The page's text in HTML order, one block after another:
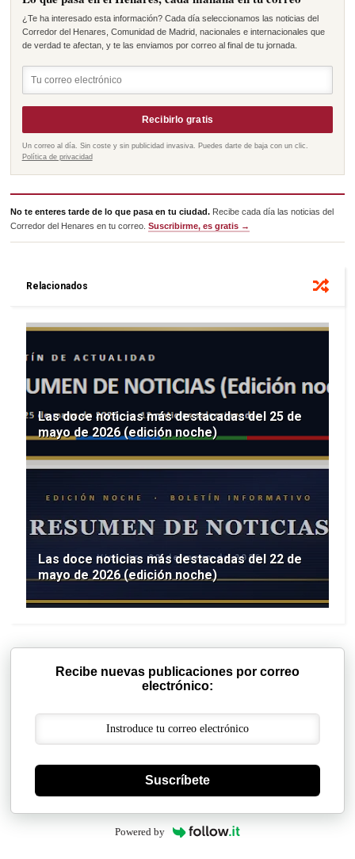
¿Te ha interesado esta información? Cada día seleccionamos las noticias del
Corredor del Henares, Comunidad de Madrid, nacionales e internacionales que
de verdad te afectan, y te las enviamos por correo al final de tu jornada.
Recibirlo gratis
Un correo al día. Sin coste y sin publicidad invasiva. Puedes darte de baja con un clic.
Política de privacidad
No te enteres tarde de lo que pasa en tu ciudad. Recibe cada día las noticias del
Corredor del Henares en tu correo.Suscribirme, es gratis →
Relacionados
Las doce noticias más destacadas del 25 de
mayo de 2026 (edición noche)
Las doce noticias más destacadas del 22 de
mayo de 2026 (edición noche)
Recibe nuevas publicaciones por correo
electrónico:
Suscríbete
Powered by